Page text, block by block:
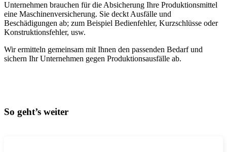
Unternehmen brauchen für die Absicherung Ihre Produktionsmittel
eine Maschinenversicherung. Sie deckt Ausfälle und
Beschädigungen ab; zum Beispiel Bedienfehler, Kurzschlüsse oder
Konstruktionsfehler, usw.
Wir ermitteln gemeinsam mit Ihnen den passenden Bedarf und
sichern Ihr Unternehmen gegen Produktionsausfälle ab.
So geht’s weiter